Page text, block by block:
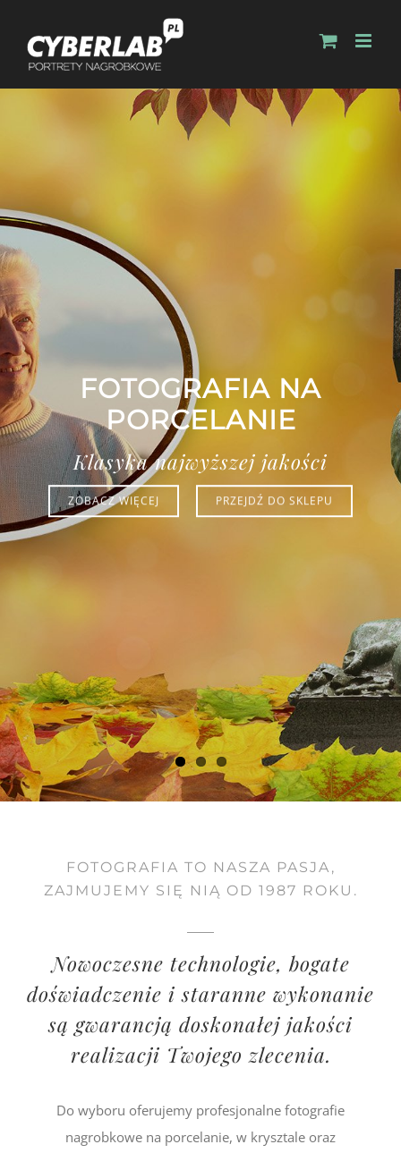
FOTOGRAFIA NA
PORCELANIE
Klasyka najwyższej jakości
ZOBACZ WIĘCEJ PRZEJDŹ DO SKLEPU
FOTOGRAFIA TO NASZA PASJA,
ZAJMUJEMY SIĘ NIĄ OD 1987 ROKU.
Nowoczesne technologie, bogate
doświadczenie i staranne wykonanie
są gwarancją doskonałej jakości
realizacji Twojego zlecenia.
Do wyboru oferujemy profesjonalne fotografie
nagrobkowe na porcelanie, w krysztale oraz